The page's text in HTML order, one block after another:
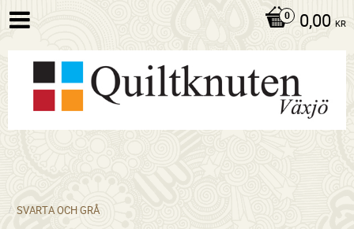
0,00 KR
SVARTA OCH GRÅ